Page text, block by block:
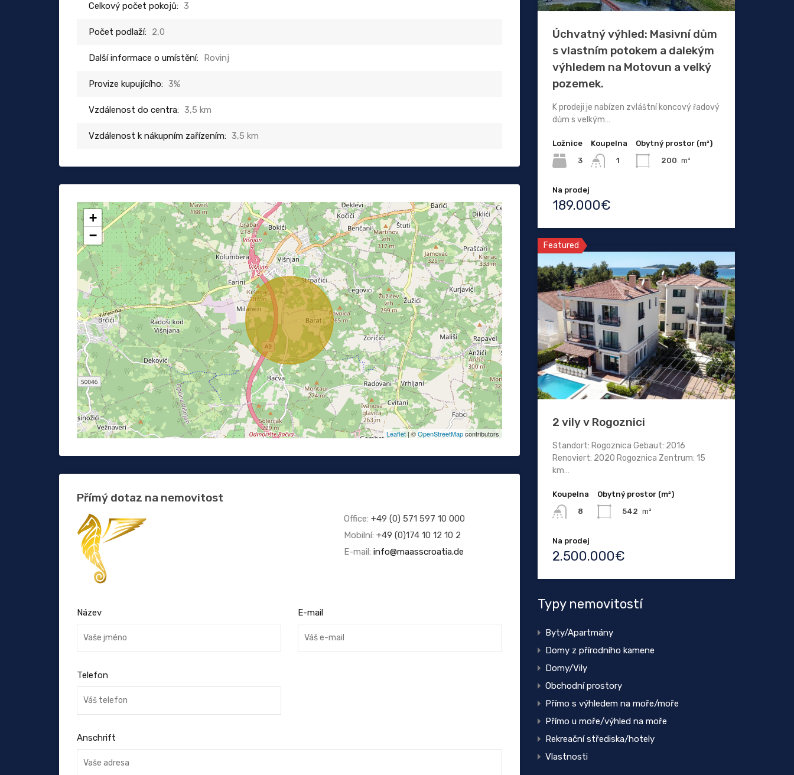
Celkový počet pokojů: 3
Počet podlaží: 2,0
Další informace o umístění: Rovinj
Provize kupujícího: 3%
Vzdálenost do centra: 3,5 km
Vzdálenost k nákupním zařízením: 3,5 km
+
−
Leaflet| ©OpenStreetMapcontributors
Přímý dotaz na nemovitost
Office: +49 (0) 571 597 10 000
Mobilní: +49 (0)174 10 12 10 2
E-mail: info@maasscroatia.de
Název E-mail
Telefon
Anschrift
Úchvatný výhled: Masivní dům
s vlastním potokem a dalekým
výhledem na Motovun a velký
pozemek.
K prodeji je nabízen zvláštní koncový řadový
dům s velkým…
Ložnice
3
Koupelna
1
Obytný prostor (m²)
200 m²
Na prodej
189.000€
Featured
2 vily v Rogoznici
Standort: Rogoznica Gebaut: 2016
Renoviert: 2020 Rogoznica Zentrum: 15
km…
Koupelna
8
Obytný prostor (m²)
542 m²
Na prodej
2.500.000€
Typy nemovitostí
Byty/Apartmány
Domy z přírodního kamene
Domy/Vily
Obchodní prostory
Přímo s výhledem na moře/moře
Přímo u moře/výhled na moře
Rekreační střediska/hotely
Vlastnosti